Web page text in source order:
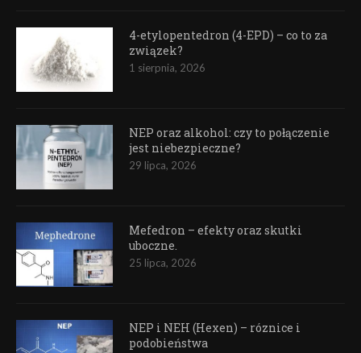
4-etylopentedron (4-EPD) – co to za
związek?
1 sierpnia, 2026
NEP oraz alkohol: czy to połączenie
jest niebezpieczne?
29 lipca, 2026
Mefedron – efekty oraz skutki
uboczne.
25 lipca, 2026
NEP i NEH (Hexen) – róznice i
podobieństwa